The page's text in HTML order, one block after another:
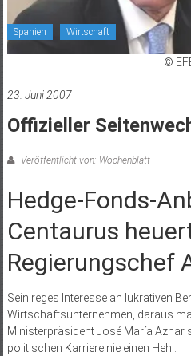
Spanien Wirtschaft
©
23. Juni 2007
Offizieller
Veröffentlicht von: Wochenblatt
Hedge-Fonds-
Centaurus
Regierungschef
Sein reges Interesse an lukrativen
Wirtschaftsunternehmen, daraus
Ministerpräsident José María Aznar
politischen Karriere nie einen Hehl.